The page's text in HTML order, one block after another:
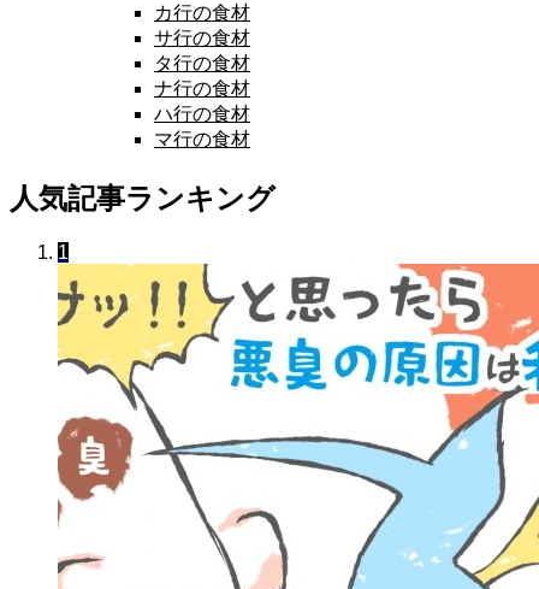
カ行の食材
サ行の食材
タ行の食材
ナ行の食材
ハ行の食材
マ行の食材
人気記事ランキング
1